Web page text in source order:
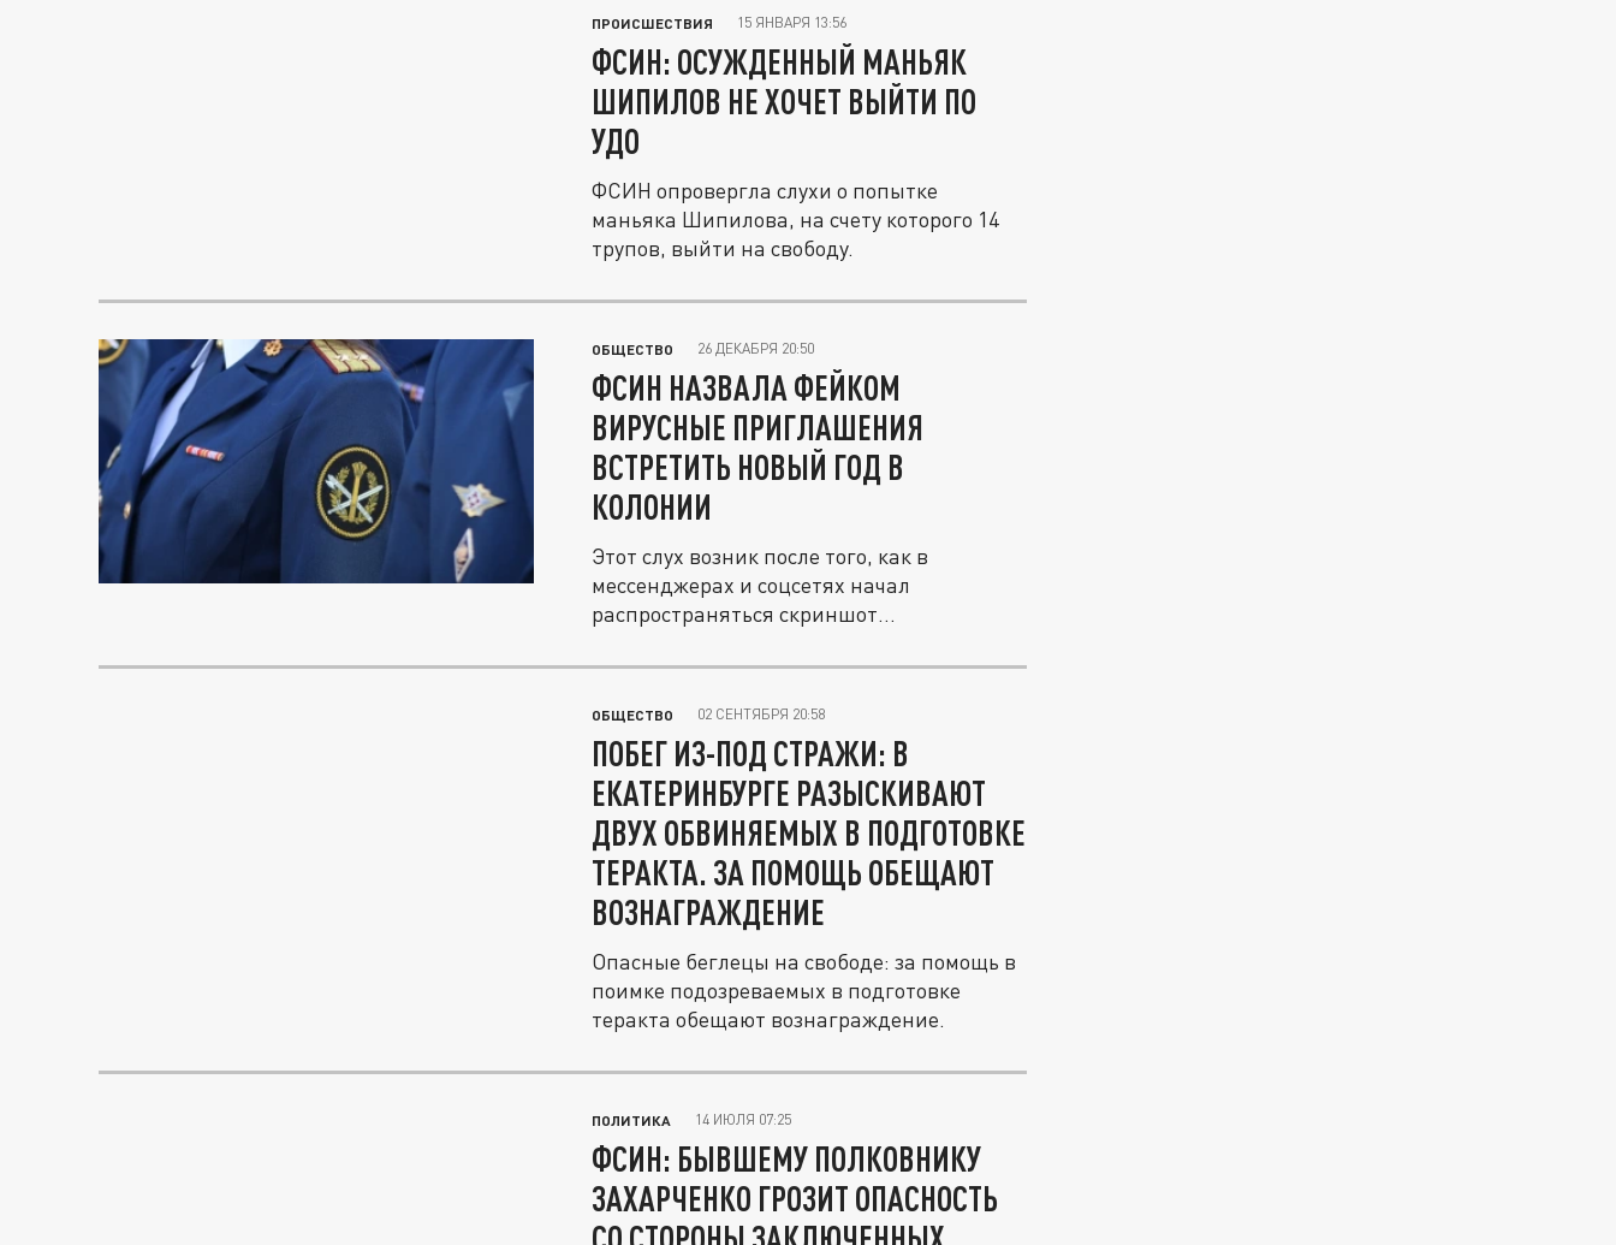
ПРОИСШЕСТВИЯ 15 ЯНВАРЯ 13:56
ФСИН: ОСУЖДЕННЫЙ МАНЬЯК
ШИПИЛОВ НЕ ХОЧЕТ ВЫЙТИ ПО
УДО
ФСИН опровергла слухи о попытке
маньяка Шипилова, на счету которого 14
трупов, выйти на свободу.
ОБЩЕСТВО 26 ДЕКАБРЯ 20:50
ФСИН НАЗВАЛА ФЕЙКОМ
ВИРУСНЫЕ ПРИГЛАШЕНИЯ
ВСТРЕТИТЬ НОВЫЙ ГОД В
КОЛОНИИ
Этот слух возник после того, как в
мессенджерах и соцсетях начал
распространяться скриншот
ОБЩЕСТВО 02 СЕНТЯБРЯ 20:58
ПОБЕГ ИЗ-ПОД СТРАЖИ: В
ЕКАТЕРИНБУРГЕ РАЗЫСКИВАЮТ
ДВУХ ОБВИНЯЕМЫХ В ПОДГОТОВКЕ
ТЕРАКТА. ЗА ПОМОЩЬ ОБЕЩАЮТ
ВОЗНАГРАЖДЕНИЕ
Опасные беглецы на свободе: за помощь в
поимке подозреваемых в подготовке
теракта обещают вознаграждение.
ПОЛИТИКА 14 ИЮЛЯ 07:25
ФСИН: БЫВШЕМУ ПОЛКОВНИКУ
ЗАХАРЧЕНКО ГРОЗИТ ОПАСНОСТЬ